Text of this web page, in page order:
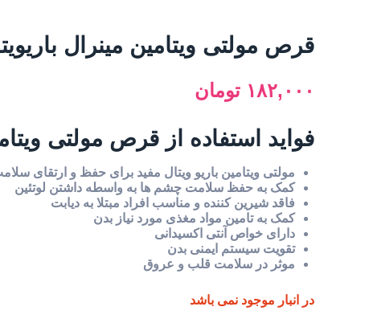
قرص مولتی ویتامین مینرال باریویتال –
۱۸۲,۰۰۰ تومان
فواید استفاده از قرص مولتی
مولتی ویتامین باریو ویتال مفید برای حفظ و ارتقای
کمک به حفظ سلامت چشم ها به واسطه داشتن لوتئین
فاقد شیرین کننده و مناسب افراد مبتلا به دیابت
کمک به تامین مواد مغذی مورد نیاز بدن
دارای خواص آنتی اکسیدانی
تقویت سیستم ایمنی بدن
موثر در سلامت قلب و عروق
در انبار موجود نمی باشد